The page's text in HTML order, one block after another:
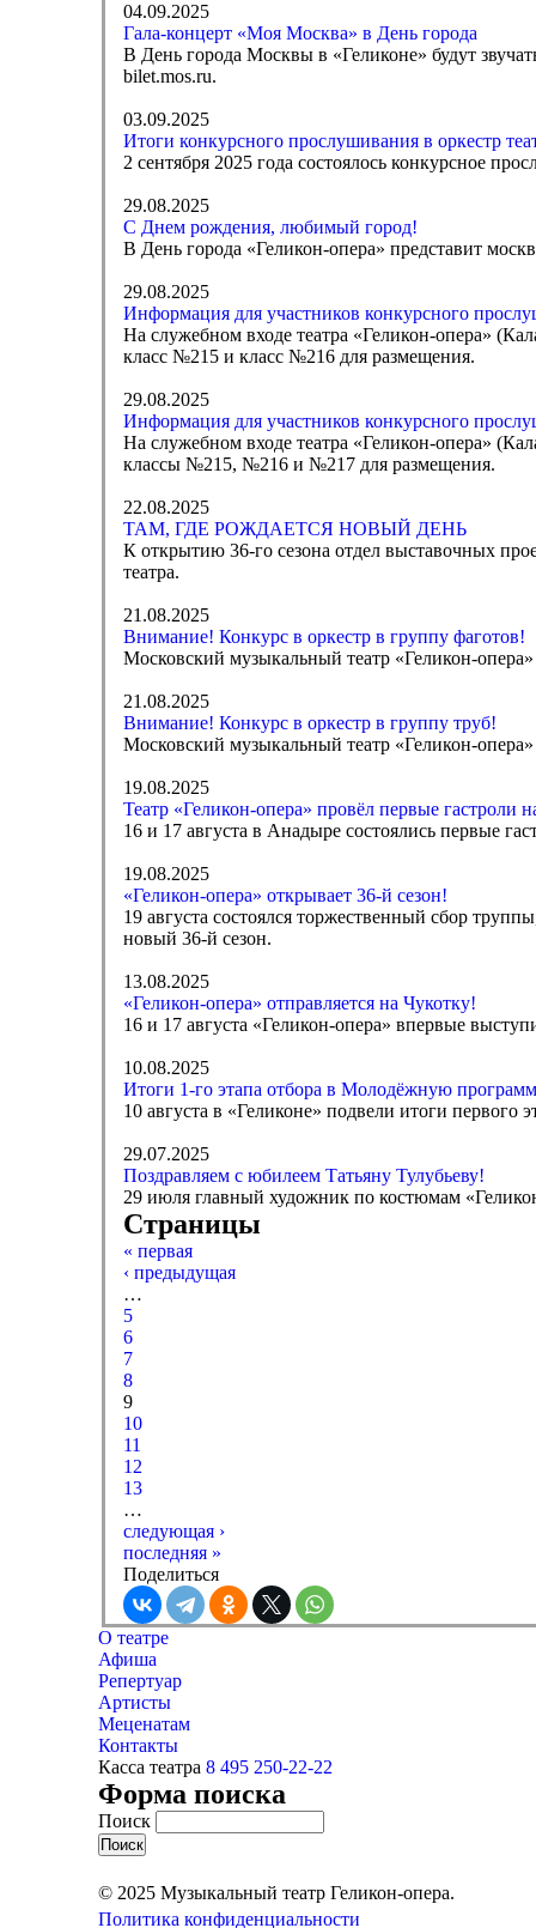
04.09.2025
Гала-концерт «Моя Москва» в День города
В День города Москвы в «Геликоне» будут
bilet.mos.ru.
03.09.2025
Итоги конкурсного прослушивания в оркестр
2 сентября 2025 года состоялось конкурсное
29.08.2025
С Днем рождения, любимый город!
В День города «Геликон-опера» представит
29.08.2025
Информация для участников конкурсного
На служебном входе театра «Геликон-опера»
класс №215 и класс №216 для размещения.
29.08.2025
Информация для участников конкурсного
На служебном входе театра «Геликон-опера»
классы №215, №216 и №217 для размещения.
22.08.2025
ТАМ, ГДЕ РОЖДАЕТСЯ НОВЫЙ ДЕНЬ
К открытию 36-го сезона отдел выставочных
театра.
21.08.2025
Внимание! Конкурс в оркестр в группу фаготов!
Московский музыкальный театр «Геликон-
21.08.2025
Внимание! Конкурс в оркестр в группу труб!
Московский музыкальный театр «Геликон-
19.08.2025
Театр «Геликон-опера» провёл первые гастроли
16 и 17 августа в Анадыре состоялись первые
19.08.2025
«Геликон-опера» открывает 36-й сезон!
19 августа состоялся торжественный сбор
новый 36-й сезон.
13.08.2025
«Геликон-опера» отправляется на Чукотку!
16 и 17 августа «Геликон-опера» впервые
10.08.2025
Итоги 1-го этапа отбора в Молодёжную
10 августа в «Геликоне» подвели итоги
29.07.2025
Поздравляем с юбилеем Татьяну Тулубьеву!
29 июля главный художник по костюмам
Страницы
« первая
‹ предыдущая
…
5
6
7
8
9
10
11
12
13
…
следующая ›
последняя »
Поделиться
О театре
Афиша
Репертуар
Артисты
Меценатам
Контакты
Касса театра 8 495 250-22-22
Форма поиска
Поиск
© 2025 Музыкальный театр Геликон-опера.
Политика конфиденциальности